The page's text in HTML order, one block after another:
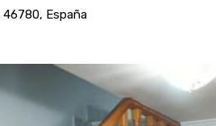
46780, España